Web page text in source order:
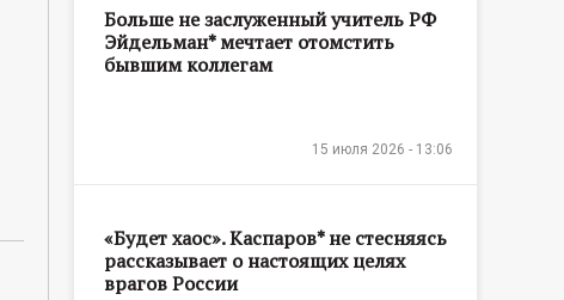
Больше не заслуженный учитель РФ
Эйдельман* мечтает отомстить
бывшим коллегам
15 июля 2026 - 13:06
«Будет хаос». Каспаров* не стесняясь
рассказывает о настоящих целях
врагов России